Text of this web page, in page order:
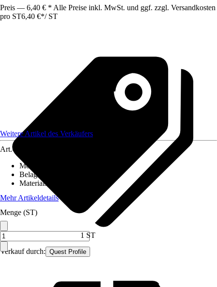
Preis — 6,40 € * Alle Preise inkl. MwSt. und ggf. zzgl. Versandkosten
pro ST6,40 €*/ ST
Verkauf durch: Quest Profile
Weitere Artikel des Verkäufers
Art.-Nr.
Montageart
Belagstärke
Materialspezifizierung
Mehr Artikeldetails
Menge (ST)
1 ST